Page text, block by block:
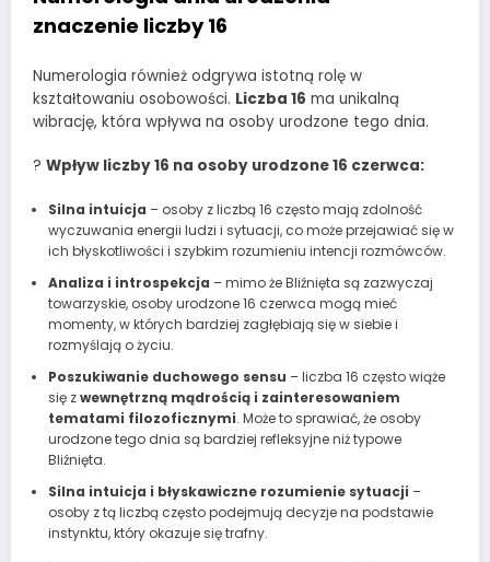
znaczenie liczby 16
Numerologia również odgrywa istotną rolę w
kształtowaniu osobowości. Liczba 16 ma unikalną
wibrację, która wpływa na osoby urodzone tego dnia.
? Wpływ liczby 16 na osoby urodzone 16 czerwca:
Silna intuicja – osoby z liczbą 16 często mają zdolność
wyczuwania energii ludzi i sytuacji, co może przejawiać się w
ich błyskotliwości i szybkim rozumieniu intencji rozmówców.
Analiza i introspekcja – mimo że Bliźnięta są zazwyczaj
towarzyskie, osoby urodzone 16 czerwca mogą mieć
momenty, w których bardziej zagłębiają się w siebie i
rozmyślają o życiu.
Poszukiwanie duchowego sensu – liczba 16 często wiąże
się zwewnętrzną mądrością i zainteresowaniem
tematami filozoficznymi. Może to sprawiać, że osoby
urodzone tego dnia są bardziej refleksyjne niż typowe
Bliźnięta.
Silna intuicja i błyskawiczne rozumienie sytuacji –
osoby z tą liczbą często podejmują decyzje na podstawie
instynktu, który okazuje się trafny.